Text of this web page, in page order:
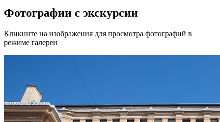
Фотографии с экскурсии
Кликните на изображения для просмотра фотографий в
режиме галереи